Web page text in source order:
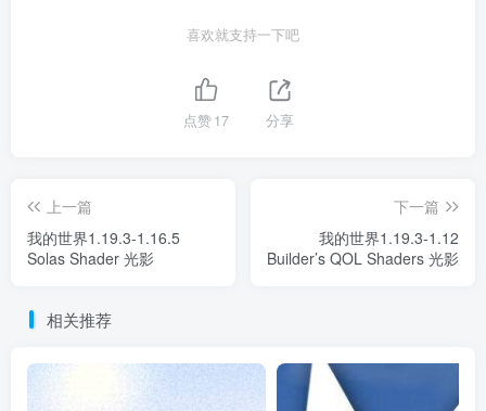
喜欢就支持一下吧
点赞17 分享
上一篇
我的世界1.19.3-1.16.5
Solas Shader 光影
下一篇
我的世界1.19.3-1.12
Builder’s QOL Shaders 光影
相关推荐